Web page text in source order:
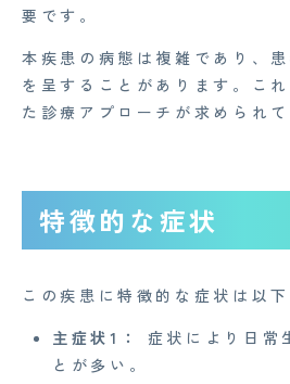
要です。
本疾患の病態は複雑であり、
を呈することがあります。こ
た診療アプローチが求められて
特徴的な症状
この疾患に特徴的な症状は以下
主症状1：
症状により日常
とが多い。